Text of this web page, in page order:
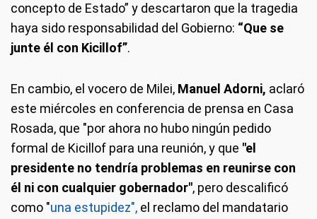
concepto de Estado” y descartaron que la tragedia
haya sido responsabilidad del Gobierno: “Que se
junte él con Kicillof”.
En cambio, el vocero de Milei, Manuel Adorni, aclaró
este miércoles en conferencia de prensa en Casa
Rosada, que "por ahora no hubo ningún pedido
formal de Kicillof para una reunión, y que "el
presidente no tendría problemas en reunirse con
él ni con cualquier gobernador", pero descalificó
como "una estupidez", el reclamo del mandatario